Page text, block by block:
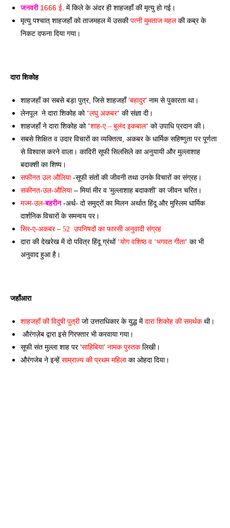
जनवरी 1666 ई . में किले के अंदर ही शाहजहाँ की मृत्यु हो गई।
मृत्यु पश्चात् शाहजहाँ को ताजमहल में उसकी पत्नी मुमताज महल की कब्र के
निकट दफना दिया गया।
दारा शिकोह
शाहजहाँ का सबसे बड़ा पुत्र, जिसे शाहजहाँ ‘बहादुर‘ नाम से पुकारता था।
लेनपूल  ने दारा शिकोह को ‘लघु अकबर‘ की संज्ञा दी।
शाहजहाँ ने दारा शिकोह को ‘शाह-ए – बुलंद इकबाल‘ को उपाधि प्रदान की।
सबसे शिक्षित व उदार विचारों का व्यक्तित्व, अकबर के धार्मिक सहिष्णुता पर पूर्णता
से विश्वास करने वाला। कादिरी सूफी सिलसिले का अनुयायी और मुल्लाशाह
बदाक्शी का शिष्य।
सफीनत उल औलिया -सूफी संतों की जीवनी तथा उनके विचारों का संग्रह।
सकीनत-उल-औलिया – मियां मीर व ‘मुल्लाशाह बदाकशी’ का जीवन चरित।
मज्म-उल-बहरीन -अर्थ- दो समुद्रों का मिलन अर्थात हिंदू और मुस्लिम धार्मिक
दार्शनिक विचारों के समन्वय पर।
सिर-ए-अकबर – 52  उपनिषदों का फारसी अनुवादी संग्रह
दारा की देखरेख में दो पवित्र हिंदू ग्रंथों ‘योग वशिष्ठ व ‘भगवत गीता‘ का भी
अनुवाद हुआ है।
जहाँआरा
शाहजहाँ की विदुषी पुत्री जो उत्तराधिकार के युद्ध में दारा शिकोह की समर्थक थी।
औरंगज़ेब द्वारा इसे गिरफ्तार भी करवाया गया।
सूफी संत मुल्ला शाह पर ‘साहिबिया’ नामक पुस्तक लिखी।
औरंगजेब ने इन्हें साम्राज्य की प्रथम महिला का ओहदा दिया।